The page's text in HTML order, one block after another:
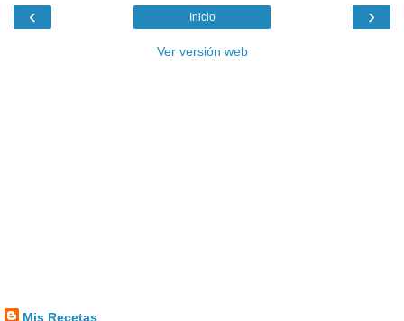
‹ ›
Inicio
Ver versión web
Mis Recetas